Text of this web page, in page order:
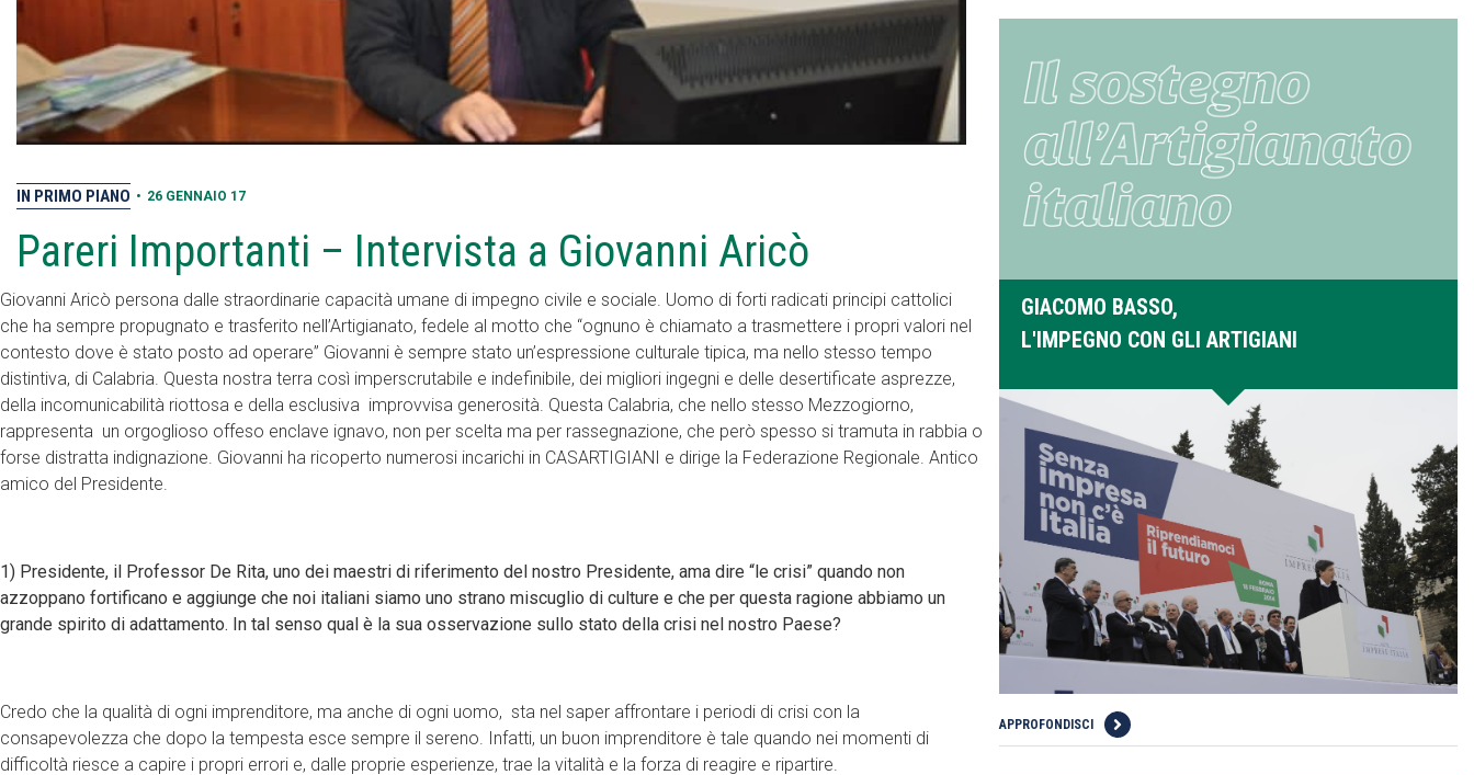
IN PRIMO PIANO • 26 GENNAIO 17
Pareri Importanti – Intervista a Giovanni Aricò
Giovanni Aricò persona dalle straordinarie capacità umane di impegno civile e sociale. Uomo di forti radicati principi cattolici
che ha sempre propugnato e trasferito nell’Artigianato, fedele al motto che “ognuno è chiamato a trasmettere i propri valori nel
contesto dove è stato posto ad operare” Giovanni è sempre stato un’espressione culturale tipica, ma nello stesso tempo
distintiva, di Calabria. Questa nostra terra così imperscrutabile e indefinibile, dei migliori ingegni e delle desertificate asprezze,
della incomunicabilità riottosa e della esclusiva improvvisa generosità. Questa Calabria, che nello stesso Mezzogiorno,
rappresenta un orgoglioso offeso enclave ignavo, non per scelta ma per rassegnazione, che però spesso si tramuta in rabbia o
forse distratta indignazione. Giovanni ha ricoperto numerosi incarichi in CASARTIGIANI e dirige la Federazione Regionale. Antico
amico del Presidente.
1) Presidente, il Professor De Rita, uno dei maestri di riferimento del nostro Presidente, ama dire “le crisi” quando non
azzoppano fortificano e aggiunge che noi italiani siamo uno strano miscuglio di culture e che per questa ragione abbiamo un
grande spirito di adattamento. In tal senso qual è la sua osservazione sullo stato della crisi nel nostro Paese?
Credo che la qualità di ogni imprenditore, ma anche di ogni uomo, sta nel saper affrontare i periodi di crisi con la
consapevolezza che dopo la tempesta esce sempre il sereno. Infatti, un buon imprenditore è tale quando nei momenti di
difficoltà riesce a capire i propri errori e, dalle proprie esperienze, trae la vitalità e la forza di reagire e ripartire.
GIACOMO BASSO,
L'IMPEGNO CON GLI ARTIGIANI
APPROFONDISCI